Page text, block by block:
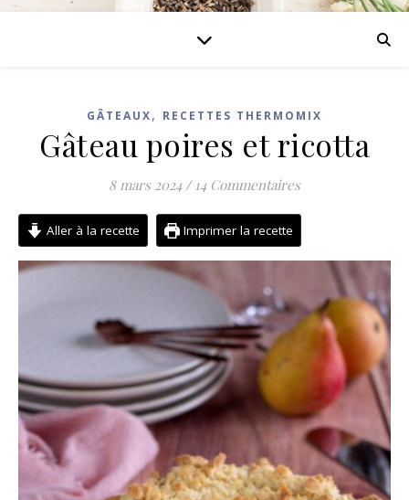
GÂTEAUX, RECETTES THERMOMIX
Gâteau poires et ricotta
8 mars 2024 / 14 Commentaires
Aller à la recette Imprimer la recette